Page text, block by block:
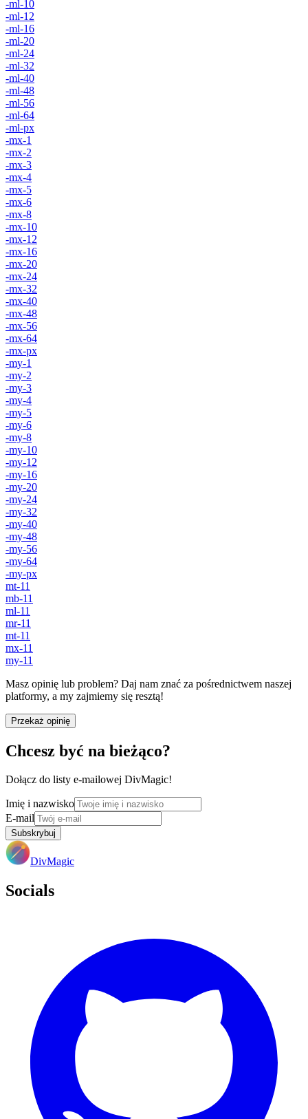
-ml-10
-ml-12
-ml-16
-ml-20
-ml-24
-ml-32
-ml-40
-ml-48
-ml-56
-ml-64
-ml-px
-mx-1
-mx-2
-mx-3
-mx-4
-mx-5
-mx-6
-mx-8
-mx-10
-mx-12
-mx-16
-mx-20
-mx-24
-mx-32
-mx-40
-mx-48
-mx-56
-mx-64
-mx-px
-my-1
-my-2
-my-3
-my-4
-my-5
-my-6
-my-8
-my-10
-my-12
-my-16
-my-20
-my-24
-my-32
-my-40
-my-48
-my-56
-my-64
-my-px
mt-11
mb-11
ml-11
mr-11
mt-11
mx-11
my-11
Masz opinię lub problem? Daj nam znać za pośrednictwem naszej
platformy, a my zajmiemy się resztą!
Przekaż opinię
Chcesz być na bieżąco?
Dołącz do listy e-mailowej DivMagic!
Imię i nazwisko
E-mail
Subskrybuj
DivMagic
Socials